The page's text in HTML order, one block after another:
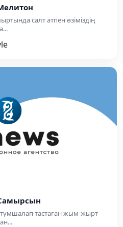
салт атпен өзіміздің
тастаған жым-жырт